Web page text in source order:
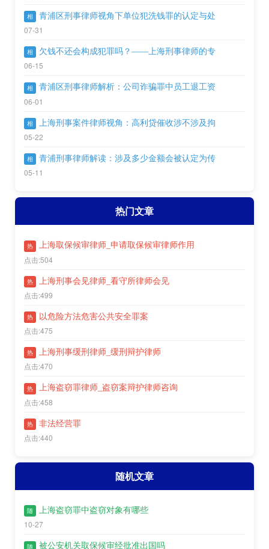
相 青浦区刑事律师视角下单位犯洗钱罪的认定与处
07-31
相 欠钱不还会构成犯罪吗？——上海刑事律师的专
06-15
相 青浦区刑事律师解析：公司诈骗罪中员工退工资
06-01
相 上海刑事案件律师视角：高利贷催收涉不涉及拘
05-22
相 青浦刑事律师解读：涉及多少金额会被认定为传
05-11
热门文章
热 上海取保候审律师_申请取保候审律师作用
点击:504
热 上海刑事会见律师_看守所律师会见
点击:499
热 以危险方法危害公共安全罪案
点击:475
热 上海刑事缓刑律师_缓刑辩护律师
点击:470
热 上海盗窃罪律师_盗窃案辩护律师咨询
点击:458
热 非法经营罪
点击:440
随机文章
随 上海盗窃罪中盗窃对象有哪些
10-27
随 被公安机关取保候审经批准出国吗